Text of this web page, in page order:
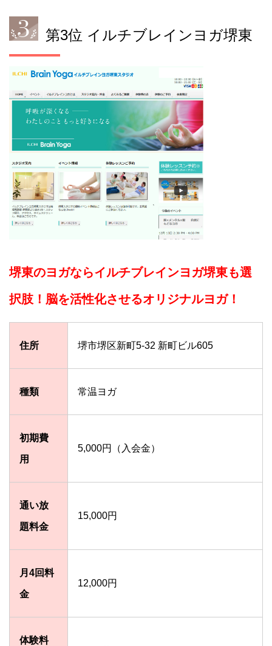
第3位 イルチブレインヨガ堺東
堺東のヨガならイルチブレインヨガ堺東も選
択肢！脳を活性化させるオリジナルヨガ！
住所 堺市堺区新町5-32 新町ビル605
種類 常温ヨガ
初期費
用
5,000円（入会金）
通い放
題料金
15,000円
月4回料
金
12,000円
体験料